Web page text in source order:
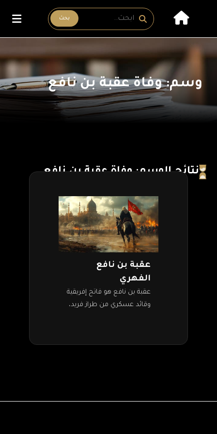
بحث
وسم: وفاة عقبة بن نافع
نتائج الوسم: وفاة عقبة بن نافع
عقبة بن نافع
الفهري
عقبة بن نافع هو فاتح إفريقية
وقائد عسكري من طراز فريد،